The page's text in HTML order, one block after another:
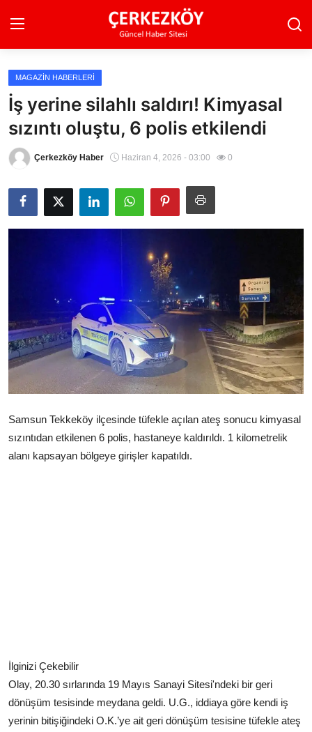
Ana Sayfa
Son Dakika
Ekonomi Haberleri
Magazin Haberleri
Spor Haberleri
Teknoloji Haberleri
Dünya Haberleri
Çerkezköy
MAGAZIN HABERLERI
İş yerine silahlı saldırı! Kimyasal
sızıntı oluştu, 6 polis etkilendi
Çerkezköy Haber Haziran 4, 2026 - 03:00 0
Samsun Tekkeköy ilçesinde tüfekle açılan ateş sonucu kimyasal
sızıntıdan etkilenen 6 polis, hastaneye kaldırıldı. 1 kilometrelik
alanı kapsayan bölgeye girişler kapatıldı.
İlginizi Çekebilir
Olay, 20.30 sırlarında 19 Mayıs Sanayi Sitesi'ndeki bir geri
dönüşüm tesisinde meydana geldi. U.G., iddiaya göre kendi iş
yerinin bitişiğindeki O.K.’ye ait geri dönüşüm tesisine tüfekle ateş